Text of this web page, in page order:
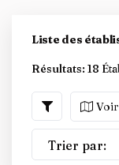
Liste des
Résultats: 18
Voir
Trier par: